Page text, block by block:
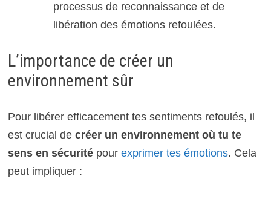
processus de reconnaissance et de
libération des émotions refoulées.
L’importance de créer un
environnement sûr
Pour libérer efficacement tes sentiments refoulés, il
est crucial de créer un environnement où tu te
sens en sécuritépour exprimer tes émotions. Cela
peut impliquer :